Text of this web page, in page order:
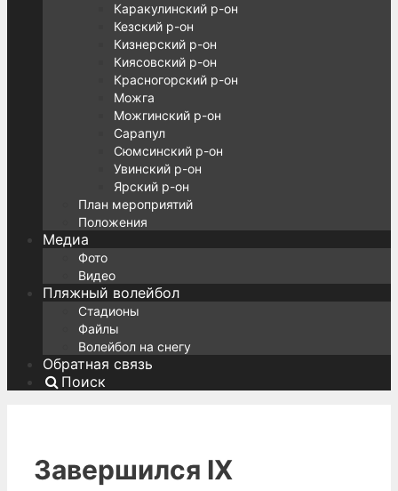
Каракулинский р-он
Кезский р-он
Кизнерский р-он
Киясовский р-он
Красногорский р-он
Можга
Можгинский р-он
Сарапул
Сюмсинский р-он
Увинский р-он
Ярский р-он
План мероприятий
Положения
Медиа
Фото
Видео
Пляжный волейбол
Стадионы
Файлы
Волейбол на снегу
Обратная связь
Поиск
Завершился IX